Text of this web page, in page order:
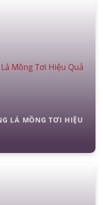
LÁ MỒNG TƠI HIỆU